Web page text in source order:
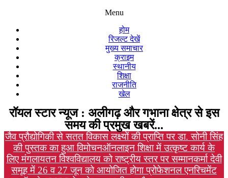
Menu
होम
रिजल्ट देखें
मुख्य समाचार
क्राइम
स्थानीय
शिक्षा
राजनीति
खेल
रॉयल स्टार न्यूज : अलीगढ़ और गभाना क्षेत्र से इस
समय की प्रमुख खबरें...
जैव प्रौद्योगिकी से सतत विकास लक्ष्यों की प्राप्ति पर डा. सोनी सिंह
की पुस्तक का हुआ विमोचनऑनलाइन शिक्षा में उत्कृष्ट कार्य के
लिए मंगलायतन विश्वविद्यालय को राष्ट्रीय स्तर पर सम्मानकर्मा देवी
समूह में 26 व 27 जून को आयोजित होगा प्रोफेशनल एनरिचमेंट